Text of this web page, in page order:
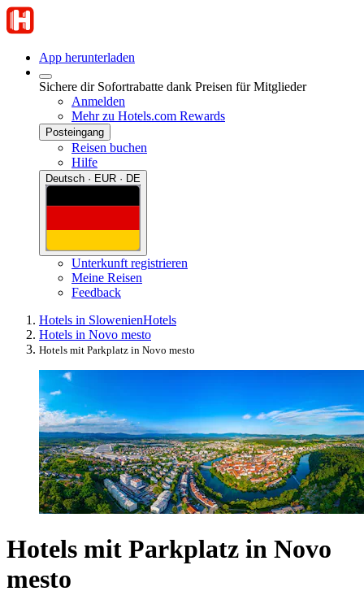
App herunterladen
Sichere dir Sofortrabatte dank Preisen für Mitglieder
Anmelden
Mehr zu Hotels.com Rewards
Posteingang
Reisen buchen
Hilfe
Deutsch · EUR · DE
Unterkunft registrieren
Meine Reisen
Feedback
Hotels in SlowenienHotels
Hotels in Novo mesto
Hotels mit Parkplatz in Novo mesto
Hotels mit Parkplatz in Novo
mesto